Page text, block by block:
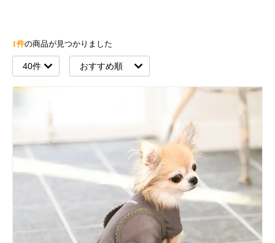
1件の商品が見つかりました